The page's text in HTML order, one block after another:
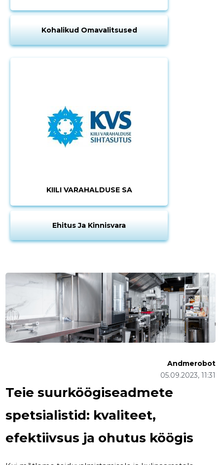
Kohalikud Omavalitsused
KIILI VARAHALDUSE SA
Ehitus Ja Kinnisvara
Teie suurköögiseadmete
spetsialistid: kvaliteet,
efektiivsus ja ohutus köögis
05.09.2023, 11:31
Andmerobot